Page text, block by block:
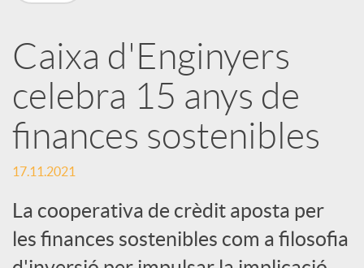
r
x
e
s
Caixa d'Enginyers
celebra 15 anys de
finances sostenibles
17.11.2021
La cooperativa de crèdit aposta per
les finances sostenibles com a filosofia